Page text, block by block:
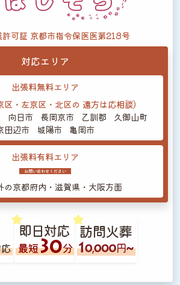
許可証 京都市指令保医医第218号
対応エリア
出張料無料エリア
区・左京区・北区の 遠方は応相談)
向日市 長岡京市 乙訓郡
久御山町
田辺市
城陽市 亀岡市
出張料有料エリア
お問い合わせください
の京都府内・滋賀県・大阪方面